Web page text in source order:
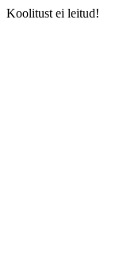
Koolitust ei leitud!